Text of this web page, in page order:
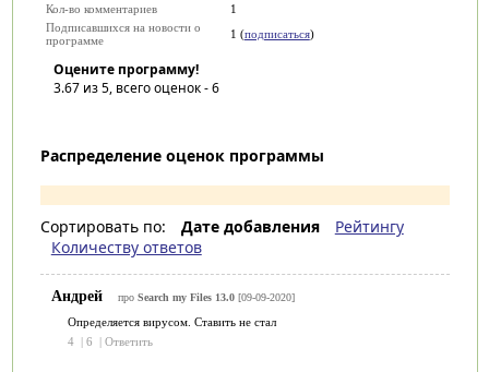
Кол-во комментариев
1
Подписавшихся на новости о
программе
1 (подписаться)
Оцените программу!
3.67из 5, всего оценок -6
Распределение оценок программы
Сортировать по: Дате добавления
Рейтингу
Количеству ответов
Андрей про Search my Files 13.0[09-09-2020]
Определяется вирусом. Ставить не стал
4 | 6 | Ответить